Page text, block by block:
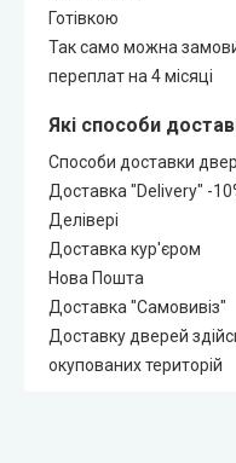
Готівкою
Так само можна
переплат на 4 місяці
Які способи
Способи доставки
Доставка "Delivery" -
Делівері
Доставка кур'єром
Нова Пошта
Доставка "Самовивіз"
Доставку дверей
окупованих територій